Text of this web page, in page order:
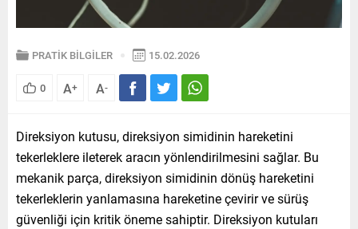
PRATİK BİLGİLER 15.02.2026
0 A+ A-
Direksiyon kutusu, direksiyon simidinin hareketini
tekerleklere ileterek aracın yönlendirilmesini sağlar. Bu
mekanik parça, direksiyon simidinin dönüş hareketini
tekerleklerin yanlamasına hareketine çevirir ve sürüş
güvenliği için kritik öneme sahiptir. Direksiyon kutuları